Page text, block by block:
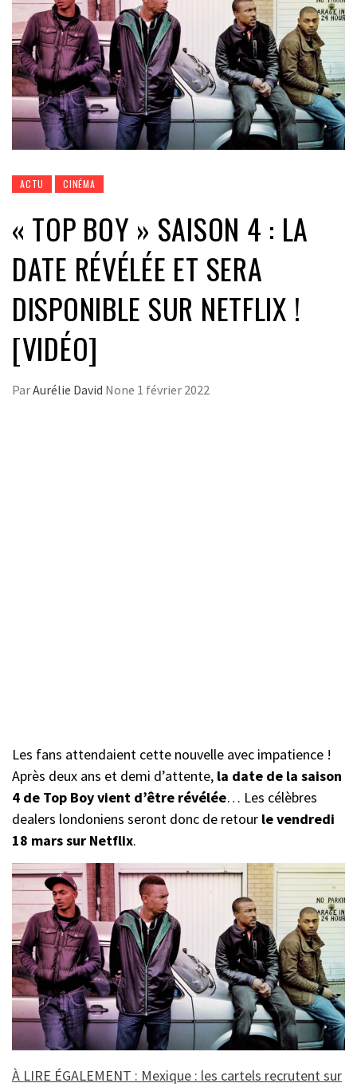
ACTU CINÉMA
« TOP BOY » SAISON 4 : LA
DATE RÉVÉLÉE ET SERA
DISPONIBLE SUR NETFLIX !
[VIDÉO]
ParAurélie David None 1 février 2022
Les fans attendaient cette nouvelle avec impatience !
Après deux ans et demi d’attente, la date de la saison
4 de Top Boy vient d’être révélée… Les célèbres
dealers londoniens seront donc de retour le vendredi
18 mars sur Netflix.
À LIRE ÉGALEMENT : Mexique : les cartels recrutent sur